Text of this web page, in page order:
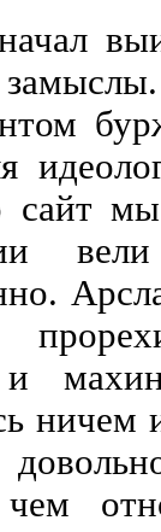
сайт мы
ничем